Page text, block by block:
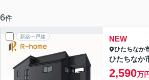
6件
新築一戸建 NEW
ひたちなか
ひたちな
2,590万